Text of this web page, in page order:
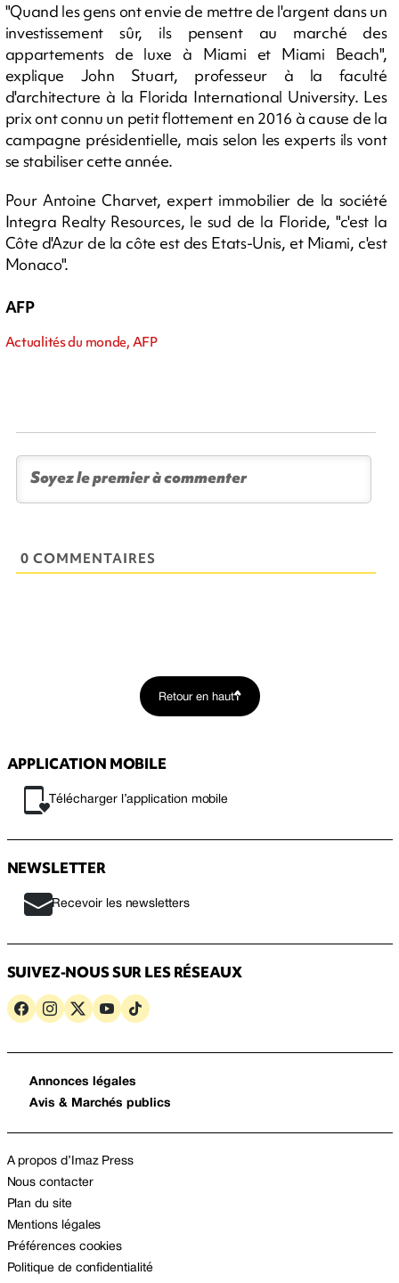
"Quand les gens ont envie de mettre de l'argent dans un
investissement sûr, ils pensent au marché des
appartements de luxe à Miami et Miami Beach",
explique John Stuart, professeur à la faculté
d'architecture à la Florida International University. Les
prix ont connu un petit flottement en 2016 à cause de la
campagne présidentielle, mais selon les experts ils vont
se stabiliser cette année.
Pour Antoine Charvet, expert immobilier de la société
Integra Realty Resources, le sud de la Floride, "c'est la
Côte d'Azur de la côte est des Etats-Unis, et Miami, c'est
Monaco".
AFP
Actualités du monde, AFP
0 COMMENTAIRES
Retour en haut
APPLICATION MOBILE
Télécharger l’application mobile
NEWSLETTER
Recevoir les newsletters
SUIVEZ-NOUS SUR LES RÉSEAUX
Annonces légales
Avis & Marchés publics
A propos d’Imaz Press
Nous contacter
Plan du site
Mentions légales
Préférences cookies
Politique de confidentialité